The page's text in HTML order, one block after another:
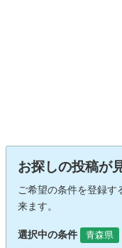
お探しの投稿が
ご希望の条件を登録す
来ます。
選択中の条件 青森県